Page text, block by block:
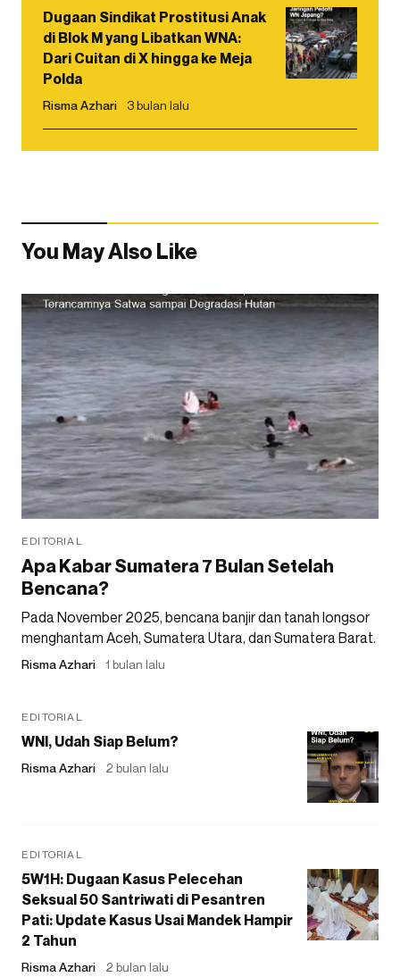
Dugaan Sindikat Prostitusi Anak
di Blok M yang Libatkan WNA:
Dari Cuitan di X hingga ke Meja
Polda
Risma Azhari 3 bulan lalu
You May Also Like
EDITORIAL
Apa Kabar Sumatera 7 Bulan Setelah
Bencana?
Pada November 2025, bencana banjir dan tanah longsor
menghantam Aceh, Sumatera Utara, dan Sumatera Barat.
Risma Azhari 1 bulan lalu
EDITORIAL
WNI, Udah Siap Belum?
Risma Azhari 2 bulan lalu
EDITORIAL
5W1H: Dugaan Kasus Pelecehan
Seksual 50 Santriwati di Pesantren
Pati: Update Kasus Usai Mandek Hampir
2 Tahun
Risma Azhari 2 bulan lalu